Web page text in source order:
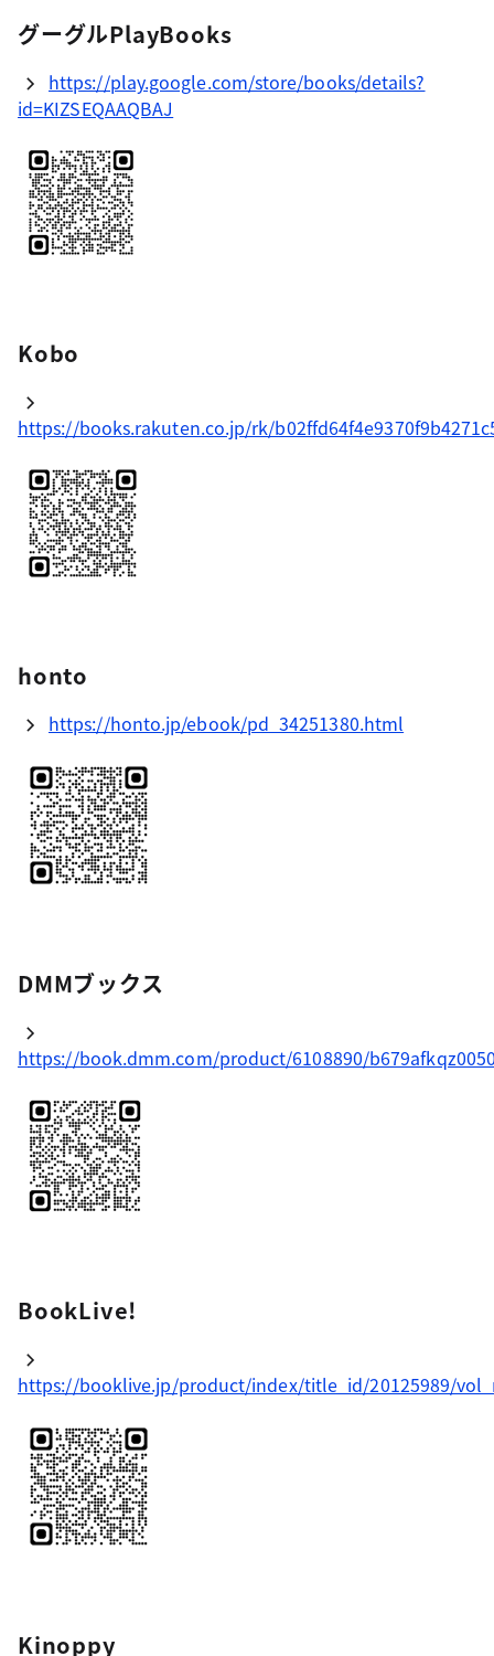
グーグルPlayBooks
https://play.google.com/store/books/details?
id=KIZSEQAAQBAJ
Kobo
https://books.rakuten.co.jp/rk/
honto
https://honto.jp/ebook/pd_34251380.html
DMMブックス
https://book.dmm.com/product/6108890/
BookLive!
https://booklive.jp/product/index/title_id/20125989/
Kinoppy